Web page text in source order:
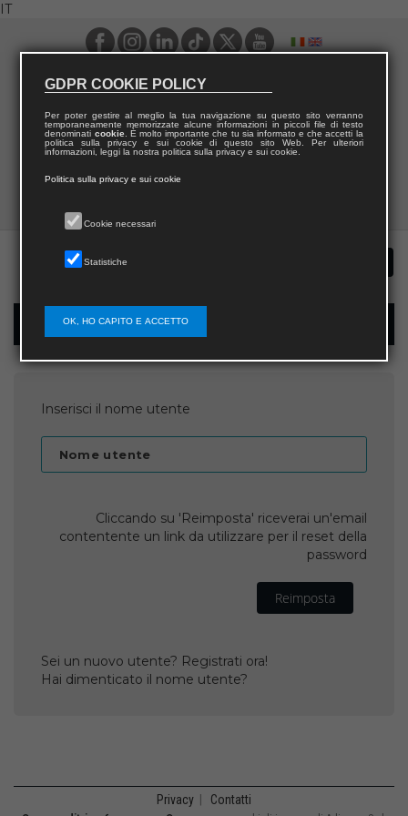
IT
Recupera password
Inserisci il nome utente
Nome utente
Cliccando su 'Reimposta' riceverai un'email
contentente un link da utilizzare per il reset della
password
Reimposta
Sei un nuovo utente? Registrati ora!
Hai dimenticato il nome utente?
Privacy Contatti
GDPR COOKIE POLICY
Per poter gestire al meglio la tua navigazione su questo sito verranno
temporaneamente memorizzate alcune informazioni in piccoli file di testo
denominati cookie. È molto importante che tu sia informato e che accetti la
politica sulla privacy e sui cookie di questo sito Web. Per ulteriori
informazioni, leggi la nostra politica sulla privacy e sui cookie.
Politica sulla privacy e sui cookie
Cookie necessari
Statistiche
OK, HO CAPITO E ACCETTO